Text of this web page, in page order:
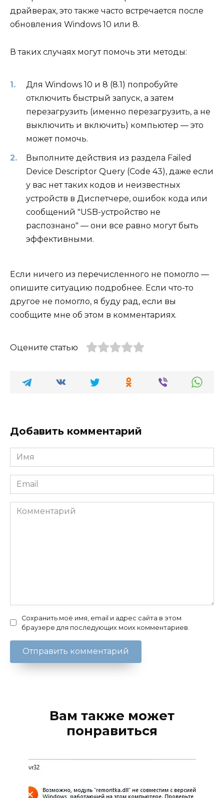
драйверах, это также часто встречается после
обновления Windows 10 или 8.
В таких случаях могут помочь эти методы:
Для Windows 10 и 8 (8.1) попробуйте
отключить быстрый запуск, а затем
перезагрузить (именно перезагрузить, а не
выключить и включить) компьютер — это
может помочь.
Выполните действия из раздела Failed
Device Descriptor Query (Code 43), даже если
у вас нет таких кодов и неизвестных
устройств в Диспетчере, ошибок кода или
сообщений "USB-устройство не
распознано" — они все равно могут быть
эффективными.
Если ничего из перечисленного не помогло —
опишите ситуацию подробнее. Если что-то
другое не помогло, я буду рад, если вы
сообщите мне об этом в комментариях.
Оцените статью
Добавить комментарий
Имя
*
Email
*
Комментарий
Сохранить моё имя, email и адрес сайта в этом
браузере для последующих моих комментариев.
Вам также может
понравиться